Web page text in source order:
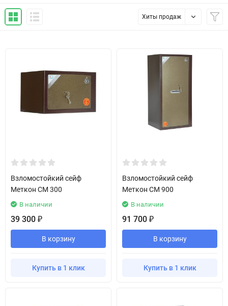
Хиты продаж
Взломостойкий сейф
Меткон СМ 300
В наличии
39 300 ₽
В корзину
Купить в 1 клик
Взломостойкий сейф
Меткон СМ 900
В наличии
91 700 ₽
В корзину
Купить в 1 клик